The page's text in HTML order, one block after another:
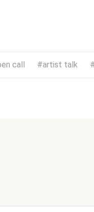
call artist talk